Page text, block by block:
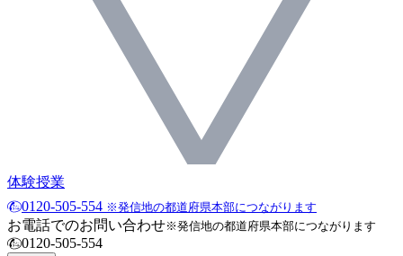
体験授業
0120-505-554 ※発信地の都道府県本部につながります
お電話でのお問い合わせ※発信地の都道府県本部につながります
0120-505-554